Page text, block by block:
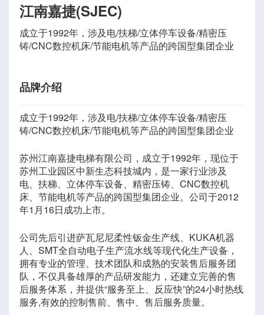
江南嘉捷(SJEC)
成立于1992年，涉及电/扶梯/立体停车设备/精密压
铸/CNC数控机床/节能电机等产品的跨国型集团企业
品牌介绍
成立于1992年，涉及电/扶梯/立体停车设备/精密压
铸/CNC数控机床/节能电机等产品的跨国型集团企业
苏州江南嘉捷电梯有限公司，成立于1992年，现位于
苏州工业园区中新生态科技城内，是一家行业涉及
电、扶梯、立体停车设备、精密压铸、CNC数控机
床、节能电机等产品的跨国型集团企业。公司于2012
年1月16日成功上市。
公司先后引进萨瓦尼尼柔性钣金生产线、KUKA机器
人、SMT全自动电子生产流水线等现代化生产设备，
拥有专业的管理、技术团队和成熟的安装售后服务团
队，不仅具备雄厚的产品研发能力，还建立完善的售
后服务体系，并提供“服务至上、反应快”的24小时热线
服务,有效的控制售前、售中、售后服务质量。